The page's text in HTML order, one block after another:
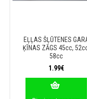
EĻĻAS ŠĻŪTENES
ĶĪNAS ZĀGS 45cc,
58cc
1.99€